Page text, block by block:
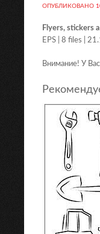
ОПУБЛИКОВАНО
Flyers, stickers
EPS | 8 files |
Внимание! У